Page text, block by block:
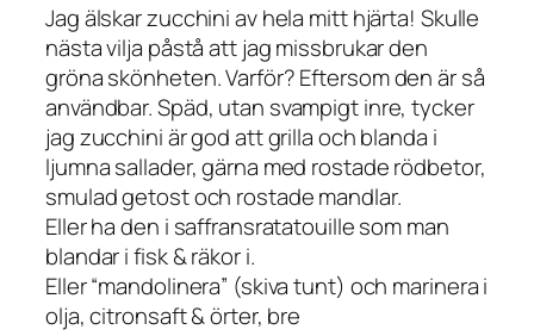
Jag älskar zucchini av hela mitt hjärta! Skulle
nästa vilja påstå att jag missbrukar den
gröna skönheten. Varför? Eftersom den är så
användbar. Späd, utan svampigt inre, tycker
jag zucchini är god att grilla och blanda i
ljumna sallader, gärna med rostade rödbetor,
smulad getost och rostade mandlar.
Eller ha den i saffransratatouille som man
blandar i fisk & räkor i.
Eller “mandolinera” (skiva tunt) och marinera i
olja, citronsaft & örter, bre